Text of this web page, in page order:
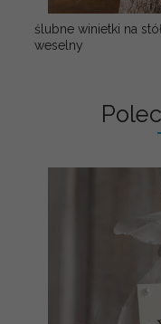
ślubne winietki na
weselny